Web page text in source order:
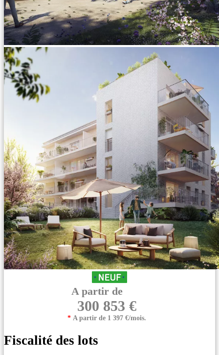
A partir de
300 853 €
*A partir de 1 397 €/mois.
Fiscalité des lots